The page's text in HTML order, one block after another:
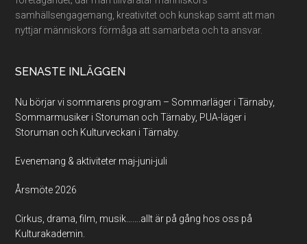
samhällsengagemang, kreativitet och kunskap samt att man
nyttjar människors förmåga att samarbeta och ta ansvar.
SENASTE INLÄGGEN
Nu börjar vi sommarens program – Sommarläger i Tärnaby,
Sommarmusiker i Storuman och Tärnaby, PUA-läger i
Storuman och Kulturveckan i Tärnaby.
Evenemang & aktiviteter maj-juni-juli
Årsmöte 2026
Cirkus, drama, film, musik…….allt är på gång hos oss på
Kulturakademin.